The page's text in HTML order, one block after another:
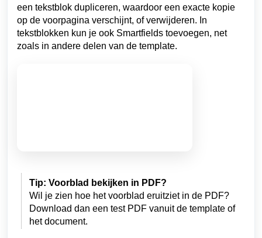
een tekstblok dupliceren, waardoor een exacte kopie
op de voorpagina verschijnt, of verwijderen. In
tekstblokken kun je ook Smartfields toevoegen, net
zoals in andere delen van de template.
Tip: Voorblad bekijken in PDF?
Wil je zien hoe het voorblad eruitziet in de PDF?
Download dan een test PDF vanuit de template of
het document.